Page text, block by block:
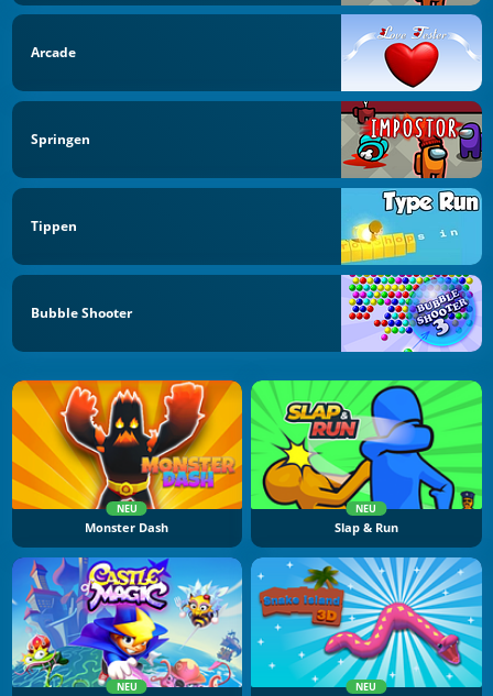
Arcade
Springen
Tippen
Bubble Shooter
NEU
Monster Dash
NEU
Slap & Run
NEU NEU